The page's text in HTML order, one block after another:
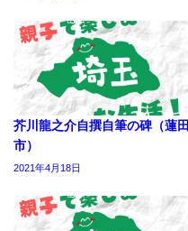
芥川龍之介自撰自筆の碑（蓮田
市）
2021年4月18日